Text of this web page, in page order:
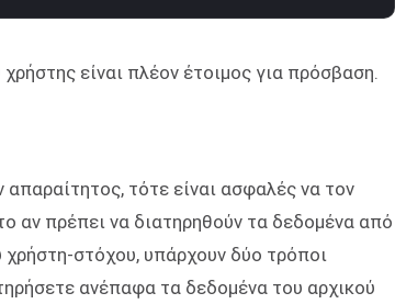
χρήστης είναι πλέον έτοιμος για πρόσβαση.
τότε είναι ασφαλές να τον
αν πρέπει να διατηρηθούν τα δεδομένα από
στόχου, υπάρχουν δύο τρόποι
ανέπαφα τα δεδομένα του αρχικού